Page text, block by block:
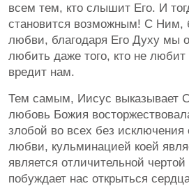
всем тем, кто слышит Его. И
становится возможным! С Ним,
любви, благодаря Его Духу мы
любить даже того, кто не любит
вредит нам.
Тем самым, Иисус выказывает
любовь Божия
злобой во всех без исключения
любви, кульминацией коей
является отличительной
побуждает нас открыться